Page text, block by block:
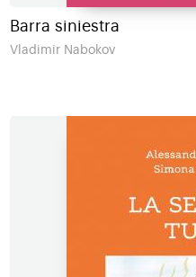
Barra siniestra
Vladimir Nabokov